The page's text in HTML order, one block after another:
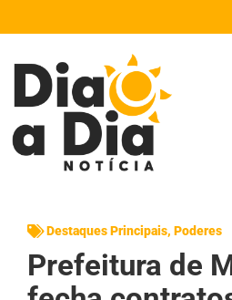
Destaques Principais, Poderes
Prefeitura de